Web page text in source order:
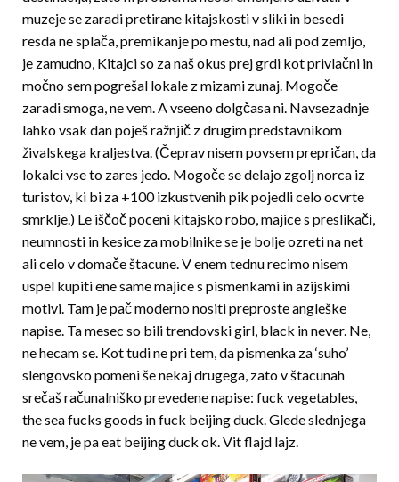
muzeje se zaradi pretirane kitajskosti v sliki in besedi
resda ne splača, premikanje po mestu, nad ali pod zemljo,
je zamudno, Kitajci so za naš okus prej grdi kot privlačni in
močno sem pogrešal lokale z mizami zunaj. Mogoče
zaradi smoga, ne vem. A vseeno dolgčasa ni. Navsezadnje
lahko vsak dan poješ ražnjič z drugim predstavnikom
živalskega kraljestva. (Čeprav nisem povsem prepričan, da
lokalci vse to zares jedo. Mogoče se delajo zgolj norca iz
turistov, ki bi za +100 izkustvenih pik pojedli celo ocvrte
smrklje.) Le iščoč poceni kitajsko robo, majice s preslikači,
neumnosti in kesice za mobilnike se je bolje ozreti na net
ali celo v domače štacune. V enem tednu recimo nisem
uspel kupiti ene same majice s pismenkami in azijskimi
motivi. Tam je pač moderno nositi preproste angleške
napise. Ta mesec so bili trendovski girl, black in never. Ne,
ne hecam se. Kot tudi ne pri tem, da pis­menka za ‘suho’
slengovsko pomeni še nekaj drugega, zato v štacunah
srečaš računalniško prevedene napise: fuck vegetables,
the sea fucks goods in fuck beijing duck. Glede slednjega
ne vem, je pa eat beijing duck ok. Vit flajd lajz.